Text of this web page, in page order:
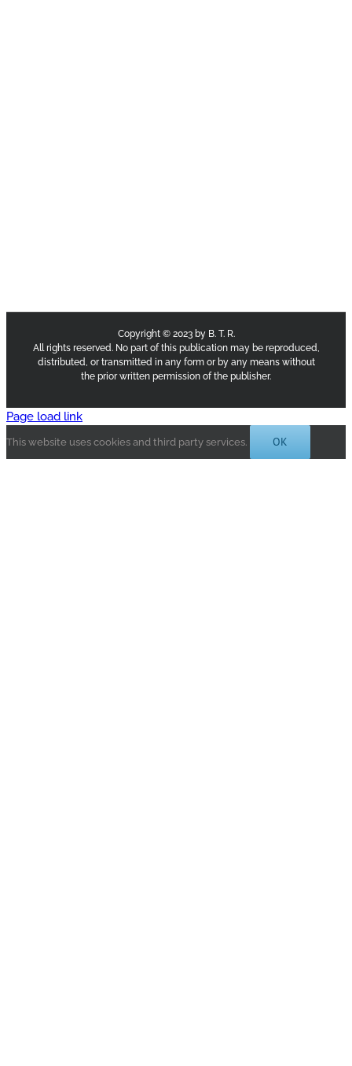
Copyright © 2023 by B. T. R.
All rights reserved. No part of this publication may be reproduced,
distributed, or transmitted in any form or by any means without
the prior written permission of the publisher.
Page load link
This website uses cookies and third party services. OK